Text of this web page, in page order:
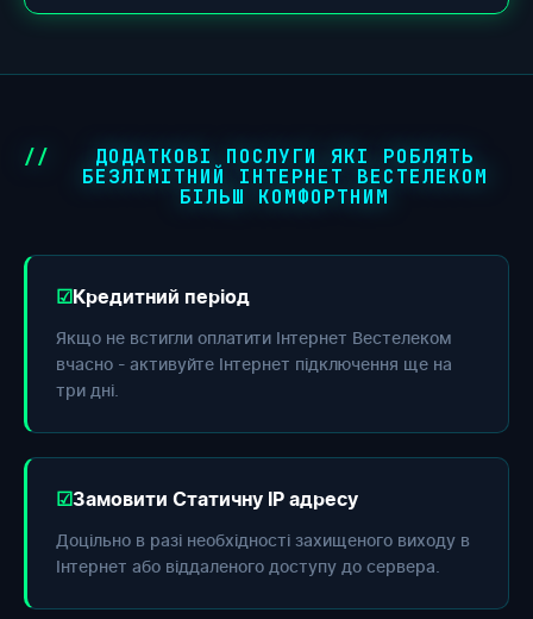
ДОДАТКОВІ ПОСЛУГИ ЯКІ РОБЛЯТЬ
БЕЗЛІМІТНИЙ ІНТЕРНЕТ ВЕСТЕЛЕКОМ
БІЛЬШ КОМФОРТНИМ
Кредитний період
Якщо не встигли оплатити Інтернет Вестелеком
вчасно - активуйте Інтернет підключення ще на
три дні.
Замовити Статичну IP адресу
Доцільно в разі необхідності захищеного виходу в
Інтернет або віддаленого доступу до сервера.